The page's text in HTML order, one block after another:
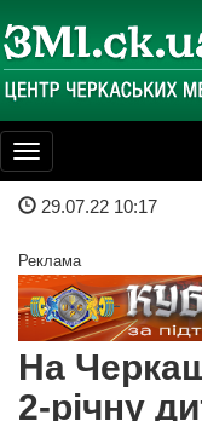
Toggle
navigation
29.07.22 10:17
Реклама
На
2-річну